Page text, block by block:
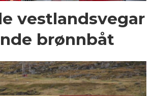
vestlandsvegar
brønnbåt